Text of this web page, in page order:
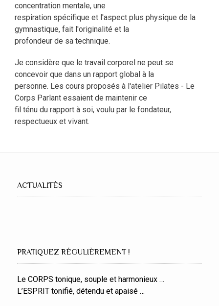
concentration mentale, une
respiration spécifique et l'aspect plus physique de la
gymnastique, fait l'originalité et la
profondeur de sa technique.
Je considère que le travail corporel ne peut se
concevoir que dans un rapport global à la
personne. Les cours proposés à l'atelier Pilates - Le
Corps Parlant essaient de maintenir ce
fil ténu du rapport à soi, voulu par le fondateur,
respectueux et vivant.
ACTUALITÉS
PRATIQUEZ RÉGULIÈREMENT !
Le CORPS tonique, souple et harmonieux …
L’ESPRIT tonifié, détendu et apaisé …